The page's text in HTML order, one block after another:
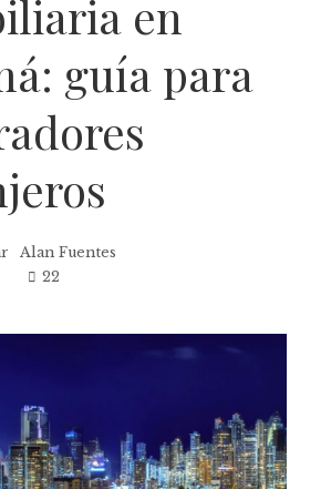
en
guía para
Alan Fuentes
22